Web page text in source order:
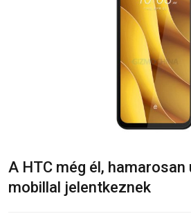
A HTC még él, hamarosan
mobillal jelentkeznek